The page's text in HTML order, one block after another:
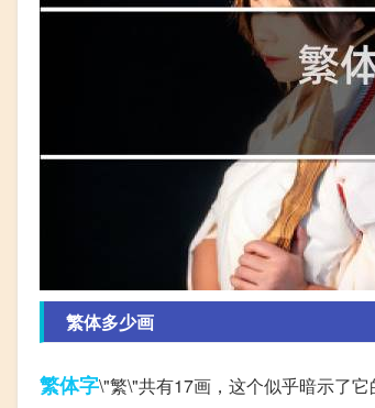
繁体多少画
繁体字\"繁\"共有17画，这个似乎暗示了